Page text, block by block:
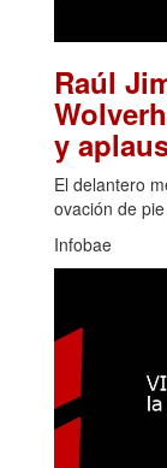
Raúl
y
El delantero
ovación de
Infobae